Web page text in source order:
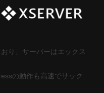
り、サーバーはエックス
の動作も高速でサック